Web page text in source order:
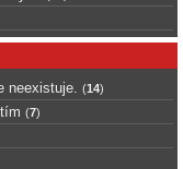
neexistuje. (14)
(7)